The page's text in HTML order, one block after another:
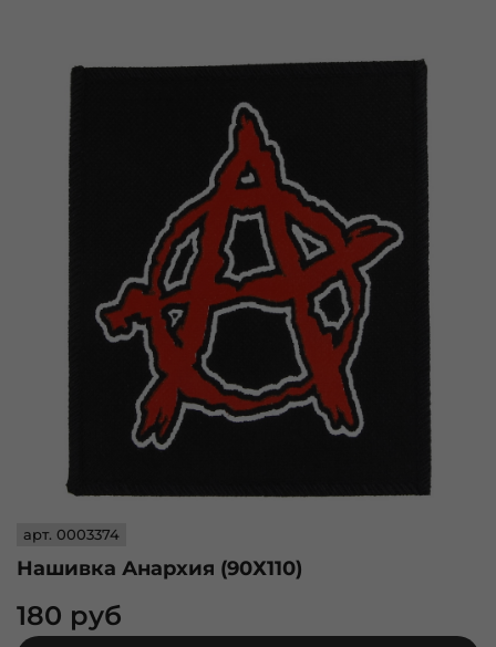
арт. 0003374
Нашивка Анархия (90Х110)
180 руб